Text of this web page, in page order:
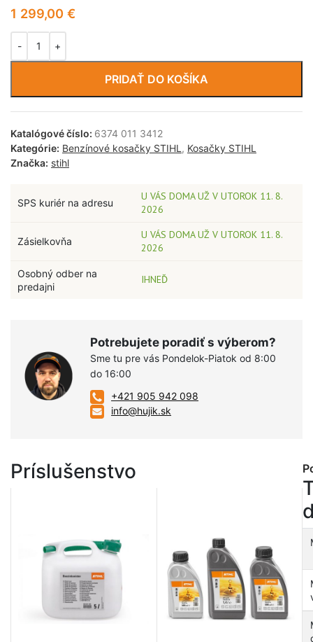
1 299,00 €
PRIDAŤ DO KOŠÍKA
Katalógové číslo: 6374 011 3412
Kategórie: Benzínové kosačky STIHL , Kosačky STIHL
Značka: stihl
SPS kuriér na adresu
U VÁS DOMA UŽ V UTOROK 11. 8.
2026
Zásielkovňa
U VÁS DOMA UŽ V UTOROK 11. 8.
2026
Osobný odber na
predajni
IHNEĎ
Potrebujete poradiť s výberom?
Sme tu pre vás Pondelok-Piatok od 8:00
do 16:00
+421 905 942 098
info@hujik.sk
Príslušenstvo